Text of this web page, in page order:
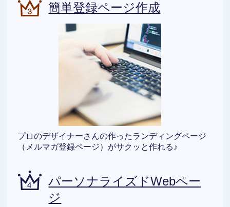
簡単登録ページ作成
プロのデザイナーさんの作ったランディングページ
（メルマガ登録ページ）がサクッと作れる♪
パーソナライズドWebペー
ジ